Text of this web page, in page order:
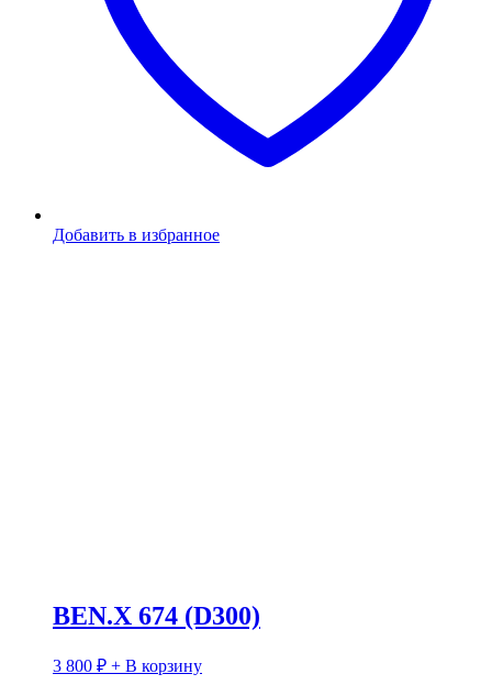
Добавить в избранное
BEN.X 674 (D300)
3 800 ₽ + В корзину